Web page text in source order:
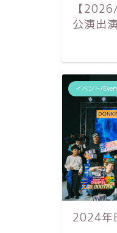
【
公演出演
イベント/
2024年